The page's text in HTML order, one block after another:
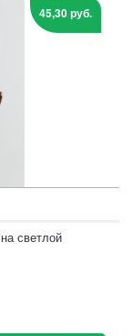
45,30 руб.
светлой